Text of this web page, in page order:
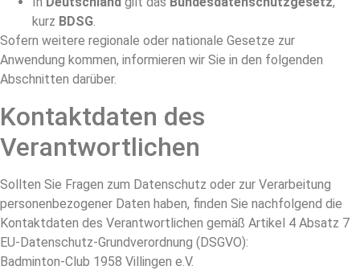
kurz BDSG.
Sofern weitere regionale oder nationale Gesetze zur
Anwendung kommen, informieren wir Sie in den folgenden
Abschnitten darüber.
Kontaktdaten des
Verantwortlichen
Sollten Sie Fragen zum Datenschutz oder zur Verarbeitung
personenbezogener Daten haben, finden Sie nachfolgend die
Kontaktdaten des Verantwortlichen gemäß Artikel 4 Absatz 7
EU-Datenschutz-Grundverordnung (DSGVO):
Badminton-Club 1958 Villingen e.V.